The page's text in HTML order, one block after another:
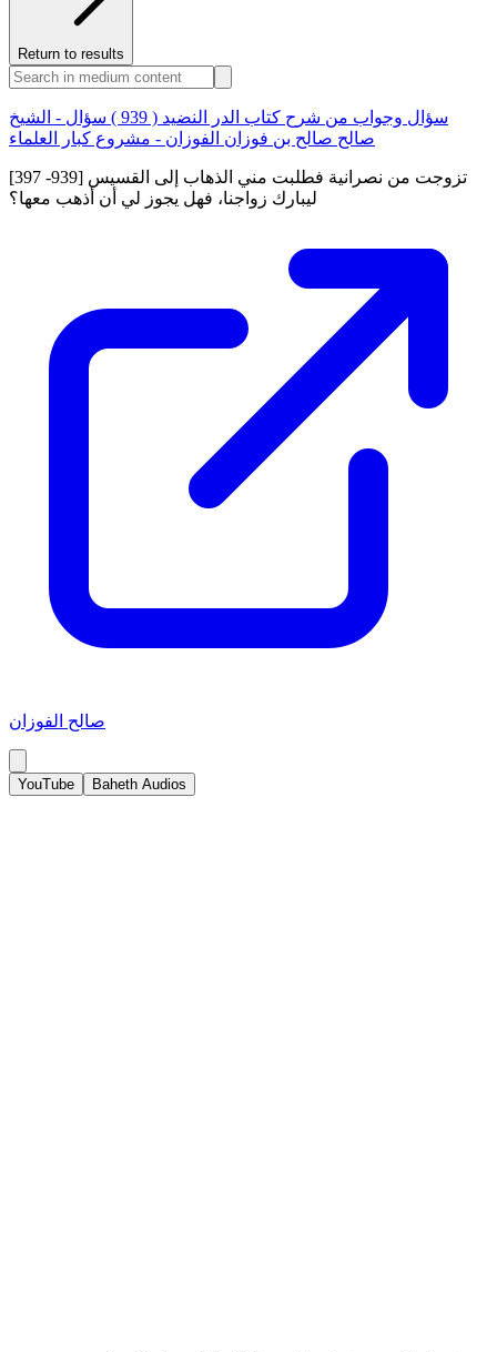
Return to results
سؤال وجواب من شرح كتاب الدر النضيد ( 939 ) سؤال - الشيخ
صالح صالح بن فوزان الفوزان - مشروع كبار العلماء
[397 -939] تزوجت من نصرانية فطلبت مني الذهاب إلى القسيس
ليبارك زواجنا، فهل يجوز لي أن أذهب معها؟
صالح الفوزان
YouTube Baheth Audios